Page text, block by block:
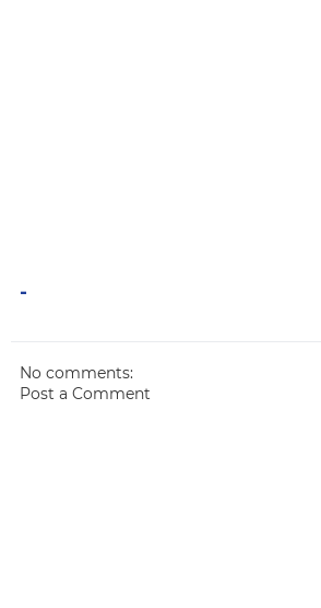
-
No comments:
Post a Comment